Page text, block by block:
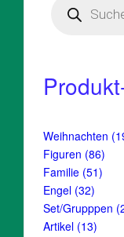
search
Weihnachten
Figuren 8686
Familie 5151
Engel 3232
Set/Grupppen
Artikel 1313